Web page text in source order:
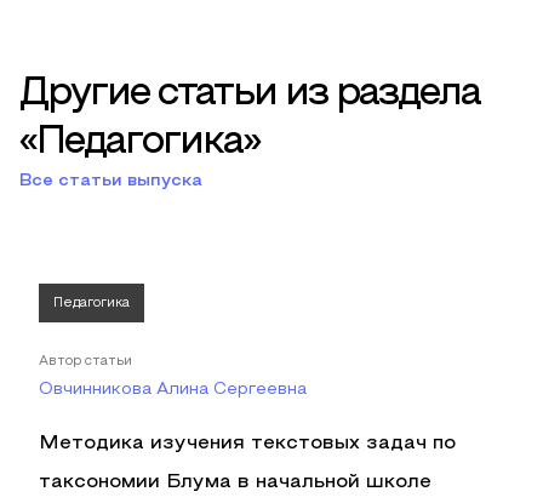
Другие статьи из раздела
«Педагогика»
Все статьи выпуска
Педагогика
Автор статьи
Овчинникова Алина Сергеевна
Методика изучения текстовых задач по
таксономии Блума в начальной школе